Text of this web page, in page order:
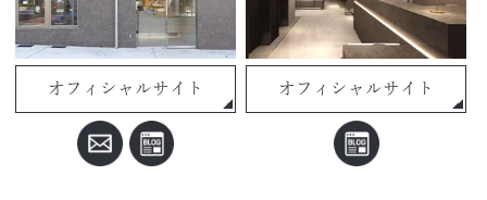
オフィシャルサイト オフィシャルサイト